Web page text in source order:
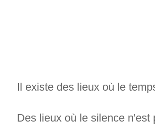
Il existe des lieux où le
Des lieux où le silence n'est